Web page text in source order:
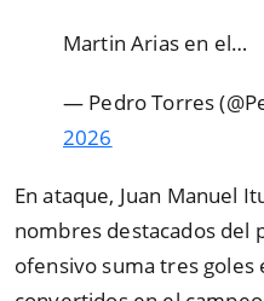
Martin Arias en el…
— Pedro Torres
2026
En ataque, Juan Manuel
nombres destacados del
ofensivo suma tres